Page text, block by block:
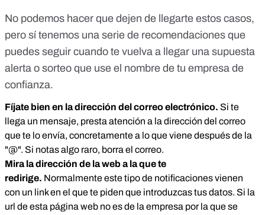
No podemos hacer que dejen de llegarte estos casos,
pero sí tenemos una serie de recomendaciones que
puedes seguir cuando te vuelva a llegar una supuesta
alerta o sorteo que use el nombre de tu empresa de
confianza.
Fíjate bien en la dirección del correo electrónico. Si te
llega un mensaje, presta atención a la dirección del correo
que te lo envía, concretamente a lo que viene después de la
"@". Si notas algo raro, borra el correo.
Mira la dirección de la web a la que te
redirige. Normalmente este tipo de notificaciones vienen
con un link en el que te piden que introduzcas tus datos. Si la
url de esta página web no es de la empresa por la que se